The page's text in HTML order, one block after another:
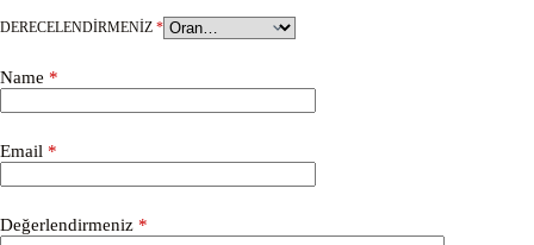
DERECELENDIRMENIZ *
Name *
Email *
Değerlendirmeniz *